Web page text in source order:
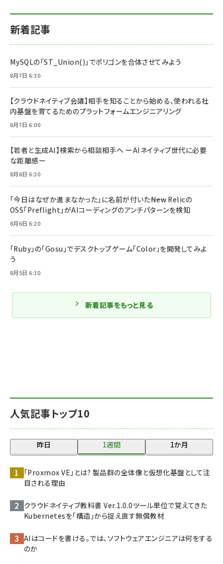
人気記事トップ10
昨日 1週間 1か月
「Proxmox VE」とは? 製品群の全体像と仮想化基盤として注
目される理由
クラウドネイティブ教科書 Ver.1.0.0――ツール単位で覚えてきた
Kubernetesを「構造」から捉え直す無償教材
AIはコードを書ける。では、ソフトウェアエンジニアは何をする
のか
新着記事
MySQLの「ST_Union()」でポリゴンを合体させてみよう
8月7日 6:30
【クラウドネイティブ会議】相手を知ることから始める、使われる社
内基盤を育てるためのプラットフォームエンジニアリング
8月7日 6:00
【若者と生成AI】検索から相談相手へ ーAIネイティブ世代に必要
な距離感ー
8月6日 6:30
「今日はなぜか進まなかった」に名前が付いた――New Relicの
OSS「Preflight」がAIコーディングのアンチパターンを検知
8月6日 6:20
「Ruby」の「Gosu」でデスクトップゲーム「Color」を開発してみよ
う
8月5日 6:30
新着記事をもっと見る